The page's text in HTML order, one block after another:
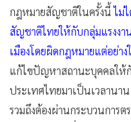
กฎหมายสัญชาติในครั้งนี้ไม่
สัญชาติไทยให้กับกลุ่มแรงงา
เมืองโดยผิดกฎหมายแต่อย่าง
แก้ไขปัญหาสถานะบุคคลให้
ประเทศไทยมาเป็นเวลานา
รวมถึงต้องผ่านกระบวนการต